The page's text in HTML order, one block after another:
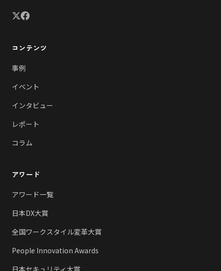
コンテンツ
事例
イベント
インタビュー
レポート
コラム
アワード
アワード一覧
日本DX大賞
全国ワークスタイル変革大賞
People Innovation Awards
日本セキュリティ大賞